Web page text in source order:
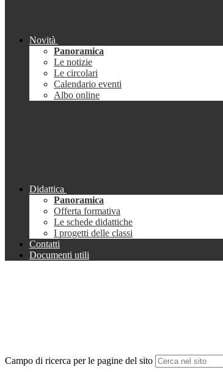
Novità
Panoramica
Le notizie
Le circolari
Calendario eventi
Albo online
Didattica
Panoramica
Offerta formativa
Le schede didattiche
I progetti delle classi
Contatti
Documenti utili
Campo di ricerca per le pagine del sito